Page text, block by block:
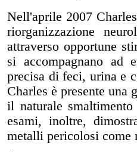
Nell'aprile 2007
riorganizzazione
attraverso opportune
si accompagnano ad
precisa di feci, urina e
Charles è presente una
il naturale
esami, inoltre,
metalli pericolosi come